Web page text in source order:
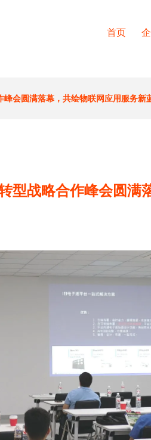
首页
会圆满落幕，共绘物联网应用服务新
型战略合作峰会圆满